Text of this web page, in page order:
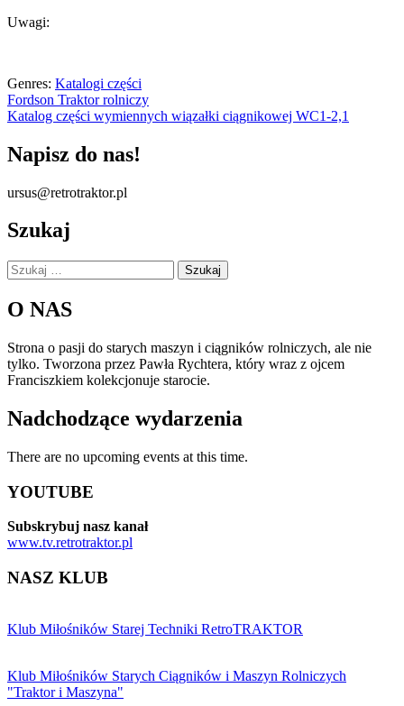
Uwagi:
Genres: Katalogi części
Nawigacja
wpisu
Fordson Traktor rolniczy
Katalog części wymiennych wiązałki ciągnikowej WC1-2,1
Napisz do nas!
ursus@retrotraktor.pl
Szukaj
Szukaj:
O NAS
Strona o pasji do starych maszyn i ciągników rolniczych, ale nie
tylko. Tworzona przez Pawła Rychtera, który wraz z ojcem
Franciszkiem kolekcjonuje starocie.
Nadchodzące wydarzenia
There are no upcoming events at this time.
YOUTUBE
Subskrybuj nasz kanał
www.tv.retrotraktor.pl
NASZ KLUB
Klub Miłośników Starej Techniki RetroTRAKTOR
Klub Miłośników Starych Ciągników i Maszyn Rolniczych
"Traktor i Maszyna"